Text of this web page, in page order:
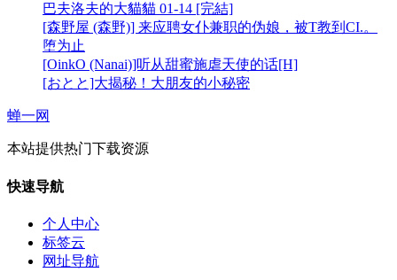
巴夫洛夫的大貓貓 01-14 [完結]
[森野屋 (森野)] 来应聘女仆兼职的伪娘，被T教到CI.。
堕为止
[OinkO (Nanai)]听从甜蜜施虐天使的话[H]
[おとと]大揭秘！大朋友的小秘密
蝉一网
本站提供热门下载资源
快速导航
个人中心
标签云
网址导航